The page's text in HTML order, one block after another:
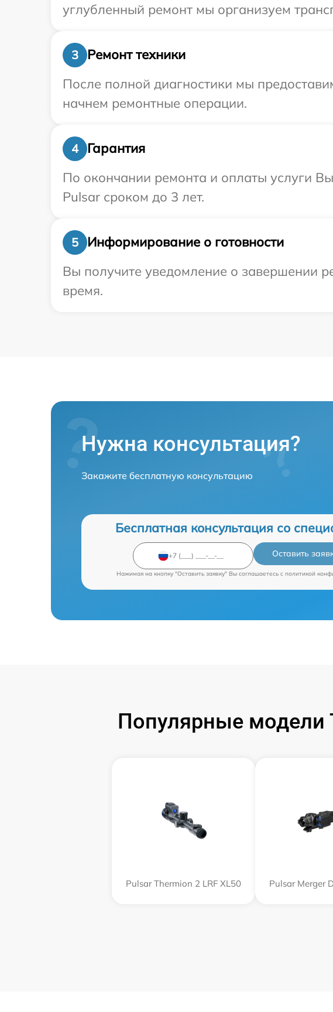
углубленный ремонт мы организуем
3
Ремонт техники
После полной диагностики мы
начнем ремонтные операции.
4
Гарантия
По окончании ремонта и оплаты услуги
Pulsar сроком до 3 лет.
5
Информирование о готовности
Вы получите уведомление о завершении
время.
Нужна консультация?
Закажите бесплатную консультацию
Бесплатная консультация со
Оставить
Нажимая на кнопку "Оставить заявку" Вы соглашаетесь c политикой
Популярные модели
Pulsar Thermion 2 LRF XL50 Pulsar Merger